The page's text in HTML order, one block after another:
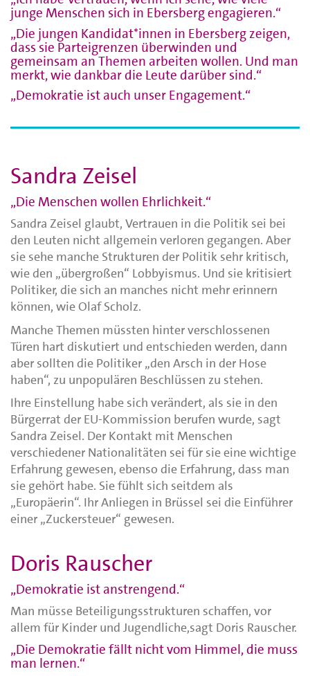
junge Menschen sich in Ebersberg engagieren.“
„Die jungen Kandidat*innen in Ebersberg zeigen,
dass sie Parteigrenzen überwinden und
gemeinsam an Themen arbeiten wollen. Und man
merkt, wie dankbar die Leute darüber sind.“
„Demokratie ist auch unser Engagement.“
Sandra Zeisel
„Die Menschen wollen Ehrlichkeit.“
Sandra Zeisel glaubt, Vertrauen in die Politik sei bei
den Leuten nicht allgemein verloren gegangen. Aber
sie sehe manche Strukturen der Politik sehr kritisch,
wie den „übergroßen“ Lobbyismus. Und sie kritisiert
Politiker, die sich an manches nicht mehr erinnern
können, wie Olaf Scholz.
Manche Themen müssten hinter verschlossenen
Türen hart diskutiert und entschieden werden, dann
aber sollten die Politiker „den Arsch in der Hose
haben“, zu unpopulären Beschlüssen zu stehen.
Ihre Einstellung habe sich verändert, als sie in den
Bürgerrat der EU-Kommission berufen wurde, sagt
Sandra Zeisel. Der Kontakt mit Menschen
verschiedener Nationalitäten sei für sie eine wichtige
Erfahrung gewesen, ebenso die Erfahrung, dass man
sie gehört habe. Sie fühlt sich seitdem als
„Europäerin“. Ihr Anliegen in Brüssel sei die Einführer
einer „Zuckersteuer“ gewesen.
Doris Rauscher
„Demokratie ist anstrengend.“
Man müsse Beteiligungsstrukturen schaffen, vor
allem für Kinder und Jugendliche,sagt Doris Rauscher.
„Die Demokratie fällt nicht vom Himmel, die muss
man lernen.“